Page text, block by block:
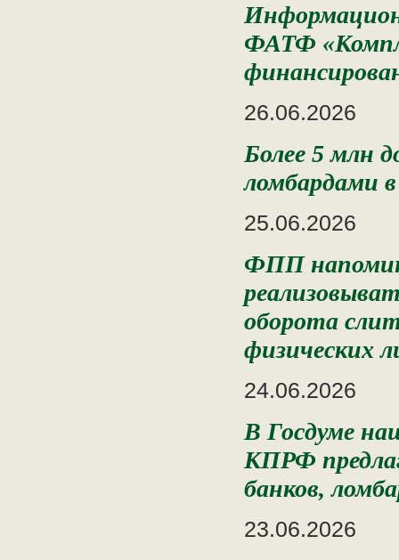
ФАТФ
26.06.2026
Более 5 млн
ломбардами в
25.06.2026
ФПП
оборота
физических
24.06.2026
В Госдуме
КПРФ
банков,
23.06.2026